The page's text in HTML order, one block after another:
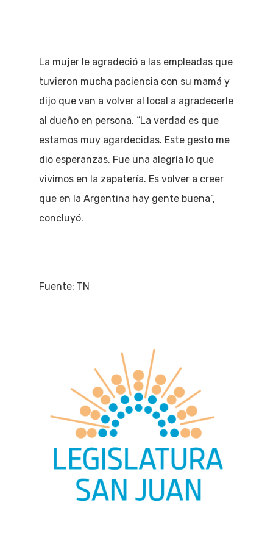
La mujer le agradeció a las empleadas que
tuvieron mucha paciencia con su mamá y
dijo que van a volver al local a agradecerle
al dueño en persona. “La verdad es que
estamos muy agardecidas. Este gesto me
dio esperanzas. Fue una alegría lo que
vivimos en la zapatería. Es volver a creer
que en la Argentina hay gente buena”,
concluyó.
Fuente: TN